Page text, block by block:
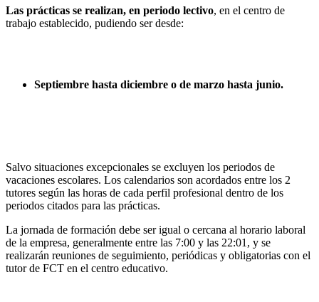
Las prácticas se realizan, en periodo lectivo, en el centro de
trabajo establecido, pudiendo ser desde:
Septiembre hasta diciembre o de marzo hasta junio.
Salvo situaciones excepcionales se excluyen los periodos de
vacaciones escolares. Los calendarios son acordados entre los 2
tutores según las horas de cada perfil profesional dentro de los
periodos citados para las prácticas.
La jornada de formación debe ser igual o cercana al horario laboral
de la empresa, generalmente entre las 7:00 y las 22:01, y se
realizarán reuniones de seguimiento, periódicas y obligatorias con el
tutor de FCT en el centro educativo.